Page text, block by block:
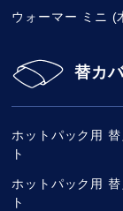
ウォーマー ミニ (
替カ
ホットパック用
ト
ホットパック用
ト